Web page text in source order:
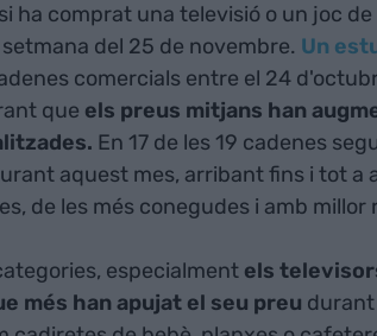
ha comprat una televisió o un joc
del 25 de novembre. Un
comercials entre el 24
que els preus mitjans han
En 17 de les 19 cadenes
aquest mes, arribant fins i tot a
de les més conegudes i amb
especialment els
més han apujat el seu preu durant